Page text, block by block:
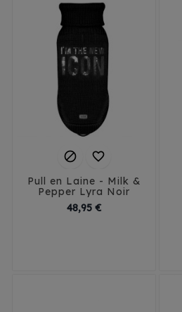
 
Pull en Laine - Milk &
Pepper Lyra Noir
48,95 €Prix